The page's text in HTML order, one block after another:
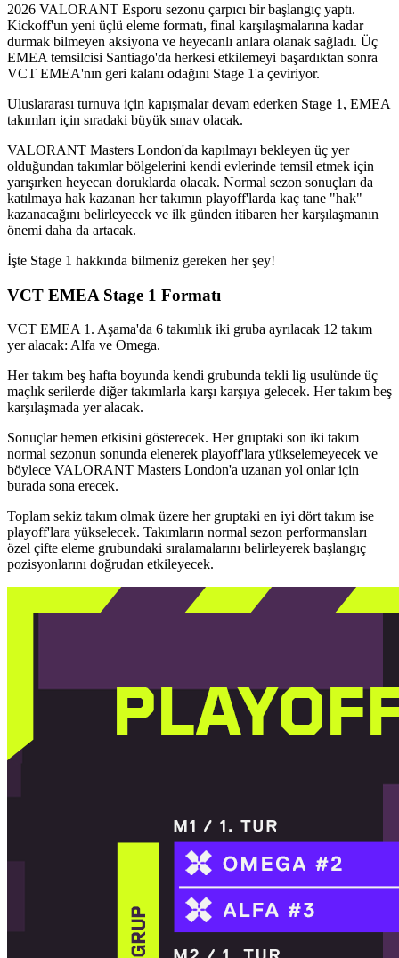
2026 VALORANT Esporu sezonu çarpıcı bir başlangıç yaptı.
Kickoff'un yeni üçlü eleme formatı, final karşılaşmalarına kadar
durmak bilmeyen aksiyona ve heyecanlı anlara olanak sağladı. Üç
EMEA temsilcisi Santiago'da herkesi etkilemeyi başardıktan sonra
VCT EMEA'nın geri kalanı odağını Stage 1'a çeviriyor.
Uluslararası turnuva için kapışmalar devam ederken Stage 1, EMEA
takımları için sıradaki büyük sınav olacak.
VALORANT Masters London'da kapılmayı bekleyen üç yer
olduğundan takımlar bölgelerini kendi evlerinde temsil etmek için
yarışırken heyecan doruklarda olacak. Normal sezon sonuçları da
katılmaya hak kazanan her takımın playoff'larda kaç tane "hak"
kazanacağını belirleyecek ve ilk günden itibaren her karşılaşmanın
önemi daha da artacak.
İşte Stage 1 hakkında bilmeniz gereken her şey!
VCT EMEA Stage 1 Formatı
VCT EMEA 1. Aşama'da 6 takımlık iki gruba ayrılacak 12 takım
yer alacak: Alfa ve Omega.
Her takım beş hafta boyunda kendi grubunda tekli lig usulünde üç
maçlık serilerde diğer takımlarla karşı karşıya gelecek. Her takım beş
karşılaşmada yer alacak.
Sonuçlar hemen etkisini gösterecek. Her gruptaki son iki takım
normal sezonun sonunda elenerek playoff'lara yükselemeyecek ve
böylece VALORANT Masters London'a uzanan yol onlar için
burada sona erecek.
Toplam sekiz takım olmak üzere her gruptaki en iyi dört takım ise
playoff'lara yükselecek. Takımların normal sezon performansları
özel çifte eleme grubundaki sıralamalarını belirleyerek başlangıç
pozisyonlarını doğrudan etkileyecek.